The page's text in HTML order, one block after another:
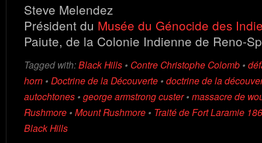
Steve Melendez
Président du Musée du Génocide des
Paiute, de la Colonie Indienne de Reno-
Tagged with:Black Hills • Contre Christophe Colomb •
horn • Doctrine de la Découverte • doctrine de la
autochtones • george armstrong custer• massacre de
Rushmore • Mount Rushmore • Traité de Fort Laramie
Black Hills